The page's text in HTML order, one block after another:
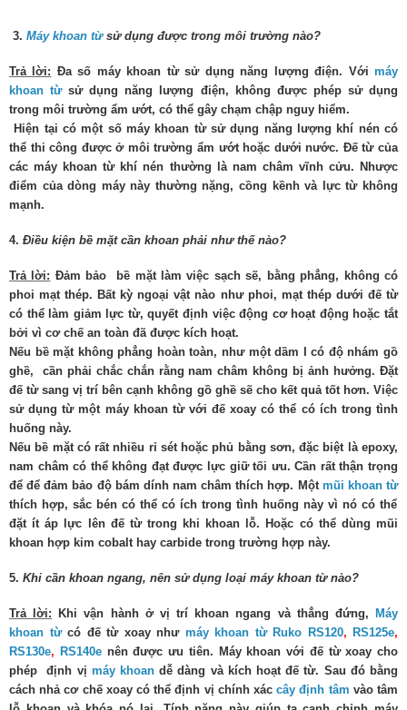
3. Máy khoan từsử dụng được trong môi trường nào?
Trả lời: Đa số máy khoan từ sử dụng năng lượng điện. Vớimáy
khoan từsử dụng năng lượng điện, không được phép sử dụng
trong môi trường ẩm ướt, có thể gây chạm chập nguy hiểm.
Hiện tại có một số máy khoan từ sử dụng năng lượng khí nén có
thể thi công được ở môi trường ẩm ướt hoặc dưới nước. Đế từ của
các máy khoan từ khí nén thường là nam châm vĩnh cửu. Nhược
điểm của dòng máy này thường nặng, cồng kềnh và lực từ không
mạnh.
4. Điều kiện bề mặt cần khoan phải như thế nào?
Trả lời: Đảm bảo bề mặt làm việc sạch sẽ, bằng phẳng, không có
phoi mạt thép. Bất kỳ ngoại vật nào như phoi, mạt thép dưới đế từ
có thể làm giảm lực từ, quyết định việc động cơ hoạt động hoặc tắt
bởi vì cơ chế an toàn đã được kích hoạt.
Nếu bề mặt không phẳng hoàn toàn, như một dầm I có độ nhám gồ
ghề, cần phải chắc chắn rằng nam châm không bị ảnh hưởng. Đặt
đế từ sang vị trí bên cạnh không gồ ghề sẽ cho kết quả tốt hơn. Việc
sử dụng từ một máy khoan từ với đế xoay có thể có ích trong tình
huống này.
Nếu bề mặt có rất nhiều rỉ sét hoặc phủ bằng sơn, đặc biệt là epoxy,
nam châm có thể không đạt được lực giữ tối ưu. Cần rất thận trọng
để để đảm bảo độ bám dính nam châm thích hợp. Một mũi khoan từ
thích hợp, sắc bén có thể có ích trong tình huống này vì nó có thể
đặt ít áp lực lên đế từ trong khi khoan lỗ. Hoặc có thể dùng mũi
khoan hợp kim cobalt hay carbide trong trường hợp này.
5. Khi cần khoan ngang, nên sử dụng loại máy khoan từ nào?
Trả lời: Khi vận hành ở vị trí khoan ngang và thẳng đứng,
Máy
khoan từcó đế từ xoay như máy khoan từ Ruko RS120, RS125e,
RS130e, RS140enên được ưu tiên. Máy khoan với đế từ xoay cho
phép định vị máy khoan dễ dàng và kích hoạt đế từ. Sau đó bằng
cách nhả cơ chế xoay có thể định vị chính xáccây định tâm vào tâm